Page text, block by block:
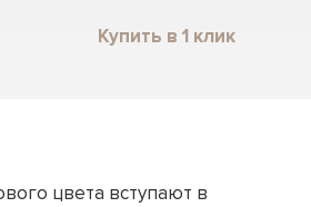
Купить в 1 клик
цвета вступают в